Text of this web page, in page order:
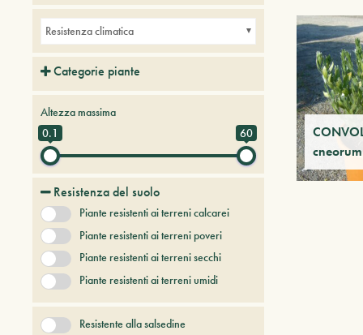
cneorum
Resistenza climatica
Categorie piante
Alberi e arbusti a foglia caduca
Alberi e arbusti persistenti
Alberi e piante del futuro
Conifere
+ Show More
Altezza massima
0.1
60
Resistenza del suolo
Piante resistenti ai terreni calcarei
Piante resistenti ai terreni poveri
Piante resistenti ai terreni secchi
Piante resistenti ai terreni umidi
Resistente alla salsedine